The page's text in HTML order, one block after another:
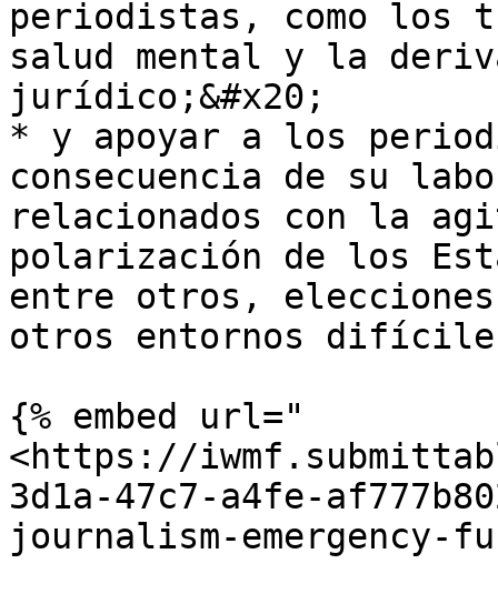
periodistas, como los
salud mental y la
jurídico;&#x20;
* y apoyar a los
consecuencia de su
relacionados con la
polarización de los
entre otros,
otros entornos
{% embed url="
<https://
3d1a-47c7-a4fe-
journalism-emergency-